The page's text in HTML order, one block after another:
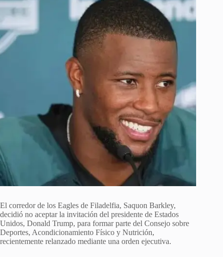
El corredor de los Eagles de Filadelfia, Saquon Barkley,
decidió no aceptar la invitación del presidente de Estados
Unidos, Donald Trump, para formar parte del Consejo sobre
Deportes, Acondicionamiento Físico y Nutrición,
recientemente relanzado mediante una orden ejecutiva.